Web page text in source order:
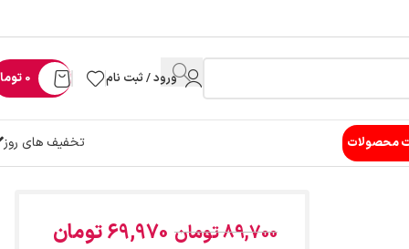
ورود / ثبت نام 0
محصولات تخفیف های روز
89,700تومان 69,970تومان